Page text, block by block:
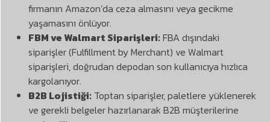
firmanın Amazon’da ceza almasını veya gecikme
yaşamasını önlüyor.
FBM ve Walmart Siparişleri: FBA dışındaki
siparişler (Fulfillment by Merchant) ve Walmart
siparişleri, doğrudan depodan son kullanıcıya hızlıca
kargolanıyor.
B2B Lojistiği: Toptan siparişler, paletlere yüklenerek
ve gerekli belgeler hazırlanarak B2B müşterilerine